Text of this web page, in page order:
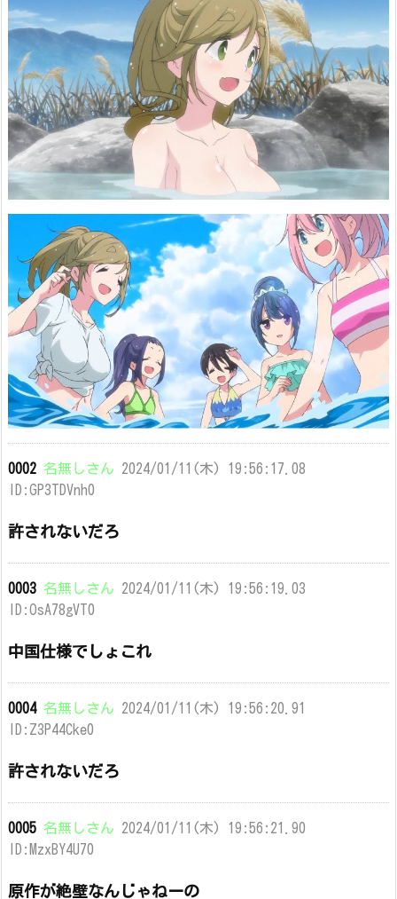
0002 名無しさん 2024/01/11(木) 19:56:17.08
ID:GP3TDVnh0
許されないだろ
0003 名無しさん 2024/01/11(木) 19:56:19.03
ID:OsA78gVT0
中国仕様でしょこれ
0004 名無しさん 2024/01/11(木) 19:56:20.91
ID:Z3P44Cke0
許されないだろ
0005 名無しさん 2024/01/11(木) 19:56:21.90
ID:MzxBY4U70
原作が絶壁なんじゃねーの